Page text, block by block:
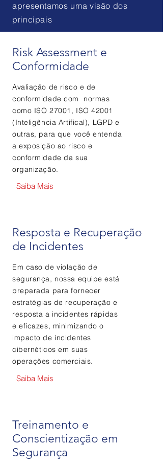
apresentamos uma visão dos
principais
Risk Assessment e
Conformidade
Avaliação de risco e de
conformidade com normas
como ISO 27001, ISO 42001
(Inteligência Artifical), LGPD e
outras, para que você entenda
a exposição ao risco e
conformidade da sua
organização.
Saiba Mais
Resposta e Recuperação
de Incidentes
Em caso de violação de
segurança, nossa equipe está
preparada para fornecer
estratégias de recuperação e
resposta a incidentes rápidas
e eficazes, minimizando o
impacto de incidentes
cibernéticos em suas
operações comerciais.
Saiba Mais
Treinamento e
Conscientização em
Segurança